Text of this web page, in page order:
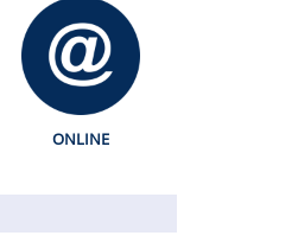
ONLINE